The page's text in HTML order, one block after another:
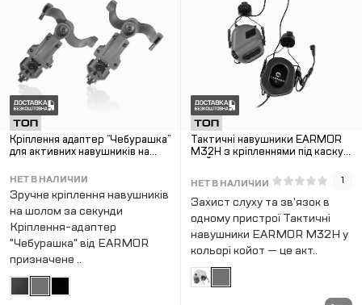
Кріплення адаптер “Чебурашка”
для активних навушників на
НЕТ В НАЛИЧИИ
Зручне кріплення навушників
на шолом за секунди
Кріплення-адаптер
"Чебурашка" від EARMOR
призначене ..
Тактичні навушники EARMOR
M32H з кріпленнями під каску
НЕТ В НАЛИЧИИ 1
Захист слуху та зв'язок в
одному пристрої Тактичні
навушники EARMOR M32H у
кольорі койот — це акт..